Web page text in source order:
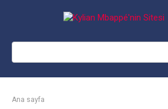
Search:
Ana sayfa